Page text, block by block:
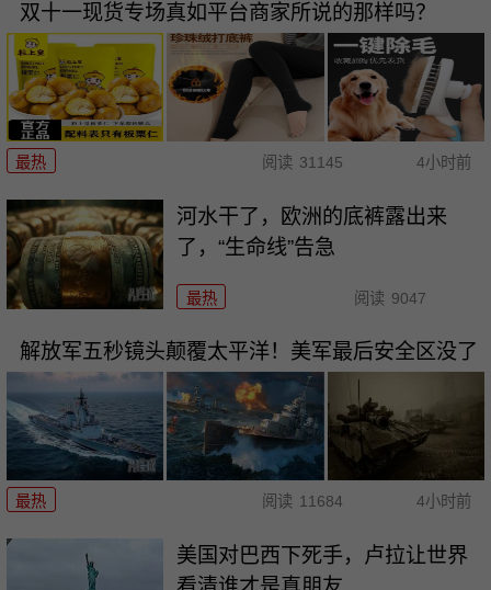
双十一现货专场真如平台商家所说的那样吗？
最热 阅读 31145 4小时前
河水干了，欧洲的底裤露出来
了，“生命线”告急
最热 阅读 9047
解放军五秒镜头颠覆太平洋！美军最后安全区没了
最热 阅读 11684 4小时前
美国对巴西下死手，卢拉让世界